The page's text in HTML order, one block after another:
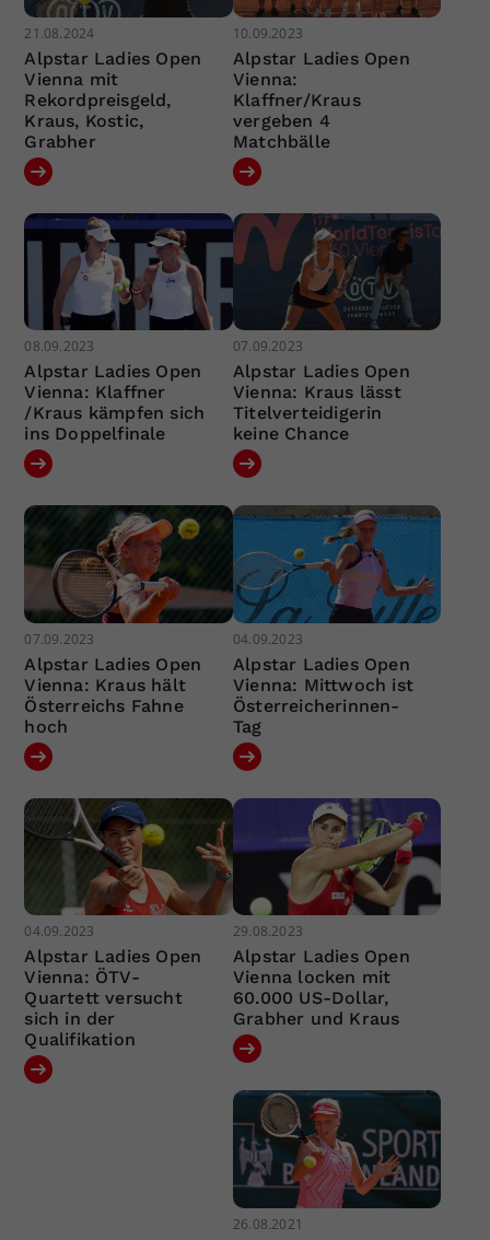
21.08.2024
Alpstar Ladies Open
Vienna mit
Rekordpreisgeld,
Kraus, Kostic,
Grabher
10.09.2023
Alpstar Ladies Open
Vienna:
Klaffner/Kraus
vergeben 4
Matchbälle
08.09.2023
Alpstar Ladies Open
Vienna: Klaffner
/Kraus kämpfen sich
ins Doppelfinale
07.09.2023
Alpstar Ladies Open
Vienna: Kraus lässt
Titelverteidigerin
keine Chance
07.09.2023
Alpstar Ladies Open
Vienna: Kraus hält
Österreichs Fahne
hoch
04.09.2023
Alpstar Ladies Open
Vienna: Mittwoch ist
Österreicherinnen-
Tag
04.09.2023
Alpstar Ladies Open
Vienna: ÖTV-
Quartett versucht
sich in der
Qualifikation
29.08.2023
Alpstar Ladies Open
Vienna locken mit
60.000 US-Dollar,
Grabher und Kraus
26.08.2021